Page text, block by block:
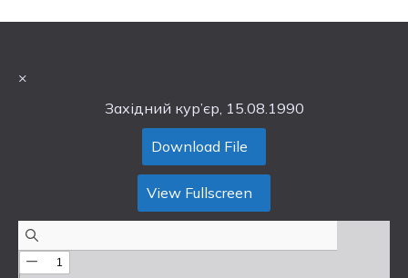
×
Західний кур’єр, 15.08.1990
Download File
View Fullscreen